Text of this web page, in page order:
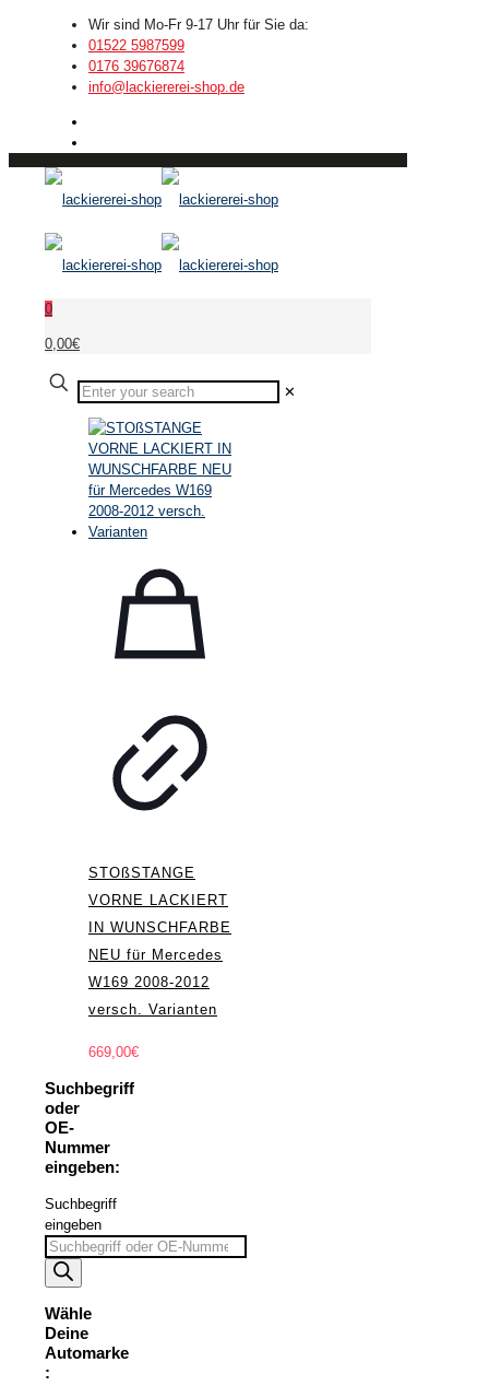
Wir sind Mo-Fr 9-17 Uhr für Sie da:
01522 5987599
0176 39676874
info@lackiererei-shop.de
0
0,00€
✕
STOßSTANGE
VORNE LACKIERT
IN WUNSCHFARBE
NEU für Mercedes
W169 2008-2012
versch. Varianten
669,00€
Suchbegriff
oder
OE-
Nummer
eingeben:
Suchbegriff
eingeben
Wähle
Deine
Automarke
: